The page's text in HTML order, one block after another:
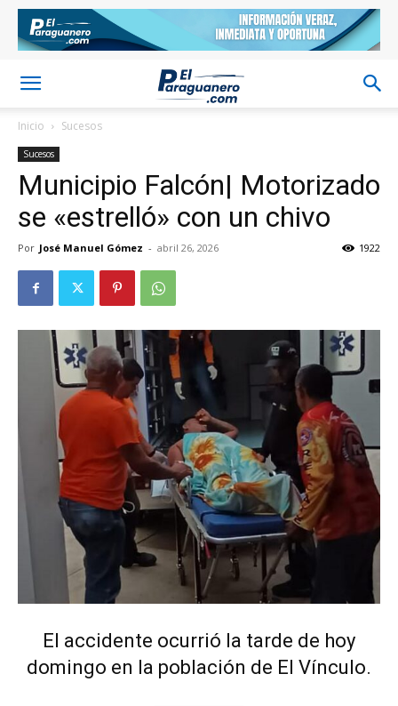
Inicio Sucesos
Sucesos
Municipio Falcón| Motorizado
se «estrelló» con un chivo
Por José Manuel Gómez - abril 26, 2026 1922
El accidente ocurrió la tarde de hoy
domingo en la población de El Vínculo.